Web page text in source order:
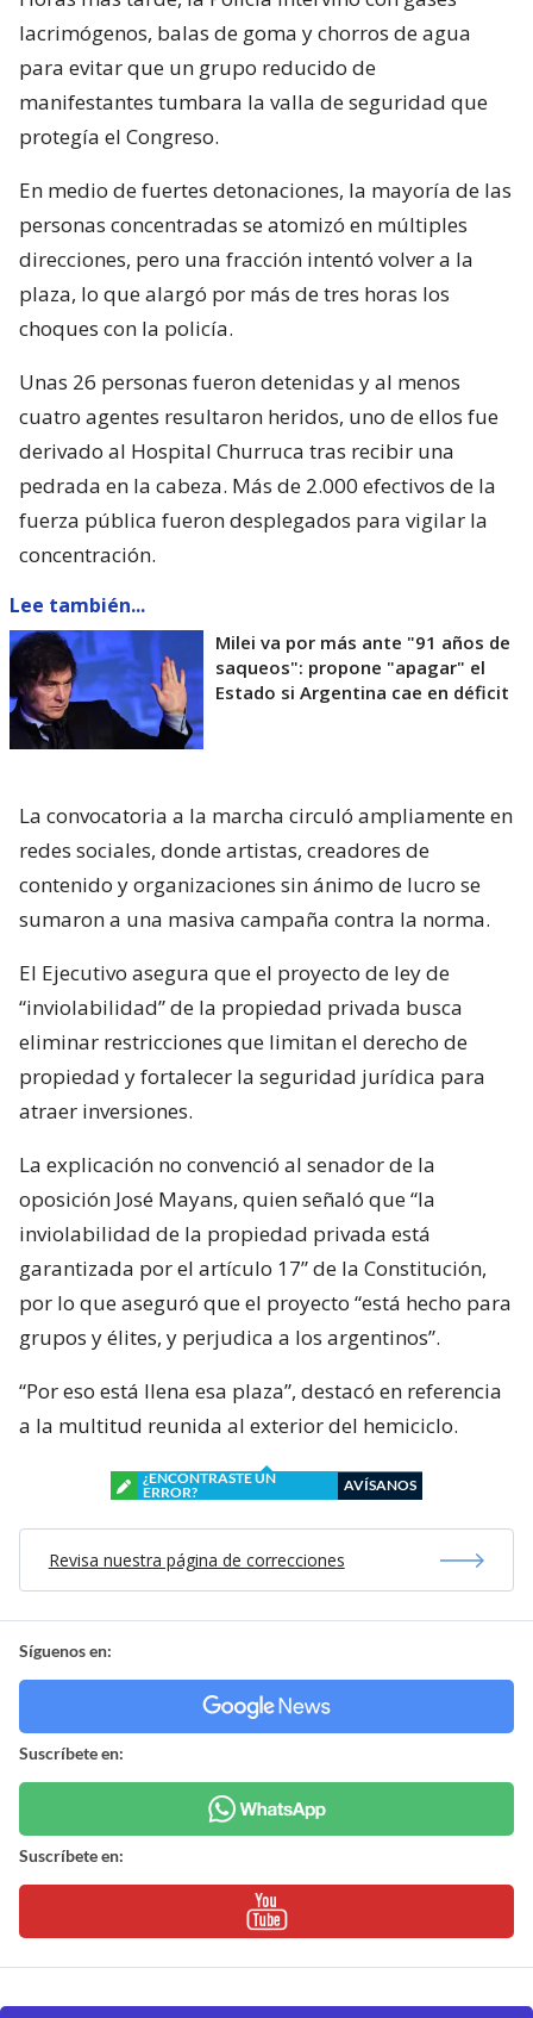
lacrimógenos, balas de goma y chorros de agua
para evitar que un grupo reducido de
manifestantes tumbara la valla de seguridad que
protegía el Congreso.
En medio de fuertes detonaciones, la mayoría de las
personas concentradas se atomizó en múltiples
direcciones, pero una fracción intentó volver a la
plaza, lo que alargó por más de tres horas los
choques con la policía.
Unas 26 personas fueron detenidas y al menos
cuatro agentes resultaron heridos, uno de ellos fue
derivado al Hospital Churruca tras recibir una
pedrada en la cabeza. Más de 2.000 efectivos de la
fuerza pública fueron desplegados para vigilar la
concentración.
Lee también...
Milei va por más ante "91 años de
saqueos": propone "apagar" el
Estado si Argentina cae en déficit
La convocatoria a la marcha circuló ampliamente en
redes sociales, donde artistas, creadores de
contenido y organizaciones sin ánimo de lucro se
sumaron a una masiva campaña contra la norma.
El Ejecutivo asegura que el proyecto de ley de
“inviolabilidad” de la propiedad privada busca
eliminar restricciones que limitan el derecho de
propiedad y fortalecer la seguridad jurídica para
atraer inversiones.
La explicación no convenció al senador de la
oposición José Mayans, quien señaló que “la
inviolabilidad de la propiedad privada está
garantizada por el artículo 17” de la Constitución,
por lo que aseguró que el proyecto “está hecho para
grupos y élites, y perjudica a los argentinos”.
“Por eso está llena esa plaza”, destacó en referencia
a la multitud reunida al exterior del hemiciclo.
¿ENCONTRASTE UN
ERROR?
AVÍSANOS
Revisa nuestra página de correcciones
Síguenos en:
Suscríbete en:
Suscríbete en: